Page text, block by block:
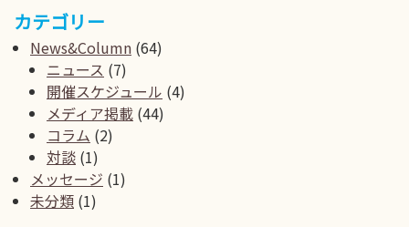
カテゴリー
News&Column (64)
ニュース (7)
開催スケジュール (4)
メディア掲載 (44)
コラム (2)
対談 (1)
メッセージ (1)
未分類 (1)